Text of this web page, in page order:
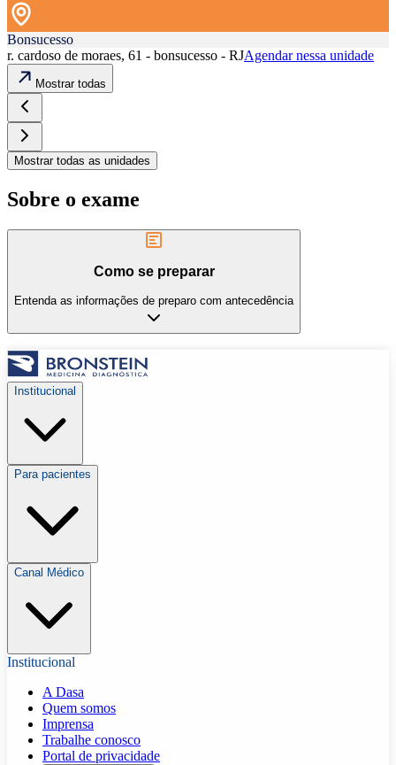
Bonsucesso
r. cardoso de moraes, 61 - bonsucesso - RJAgendar nessa unidade
Mostrar todas
Mostrar todas as unidades
Sobre o exame
Como se preparar
Entenda as informações de preparo com antecedência
Institucional
Para pacientes
Canal Médico
Institucional
A Dasa
Quem somos
Imprensa
Trabalhe conosco
Portal de privacidade